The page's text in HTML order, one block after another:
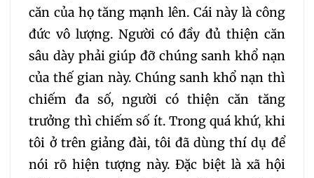
căn của họ tăng mạnh lên. Cái này là công
đức vô lượng. Người có đầy đủ thiện căn
sâu dày phải giúp đỡ chúng sanh khổ nạn
của thế gian này. Chúng sanh khổ nạn thì
chiếm đa số, người có thiện căn tăng
trưởng thì chiếm số ít. Trong quá khứ, khi
tôi ở trên giảng đài, tôi đã dùng thí dụ để
nói rõ hiện tượng này. Đặc biệt là xã hội